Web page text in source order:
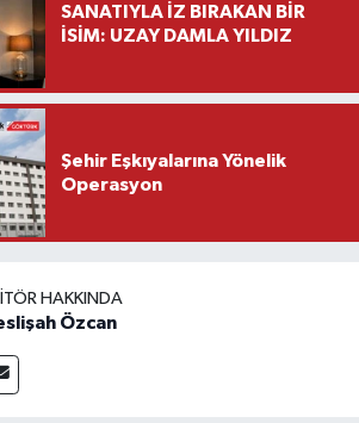
SANATIYLA İZ BIRAKAN BİR
İSİM: UZAY DAMLA YILDIZ
Şehir Eşkıyalarına Yönelik
Operasyon
HAKKINDA
Özcan